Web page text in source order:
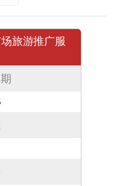
旅游推广服